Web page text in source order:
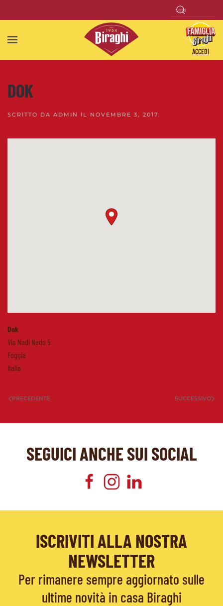
Skip to main content
ACCEDI
DOK
SCRITTO DA ADMIN IL NOVEMBRE 3, 2017.
Dok
Via Nadi Nedo 5
Foggia
Italia
PRECEDENTE SUCCESSIVO
SEGUICI ANCHE SUI SOCIAL
ISCRIVITI ALLA NOSTRA
NEWSLETTER
Per rimanere sempre aggiornato sulle
ultime novità in casa Biraghi